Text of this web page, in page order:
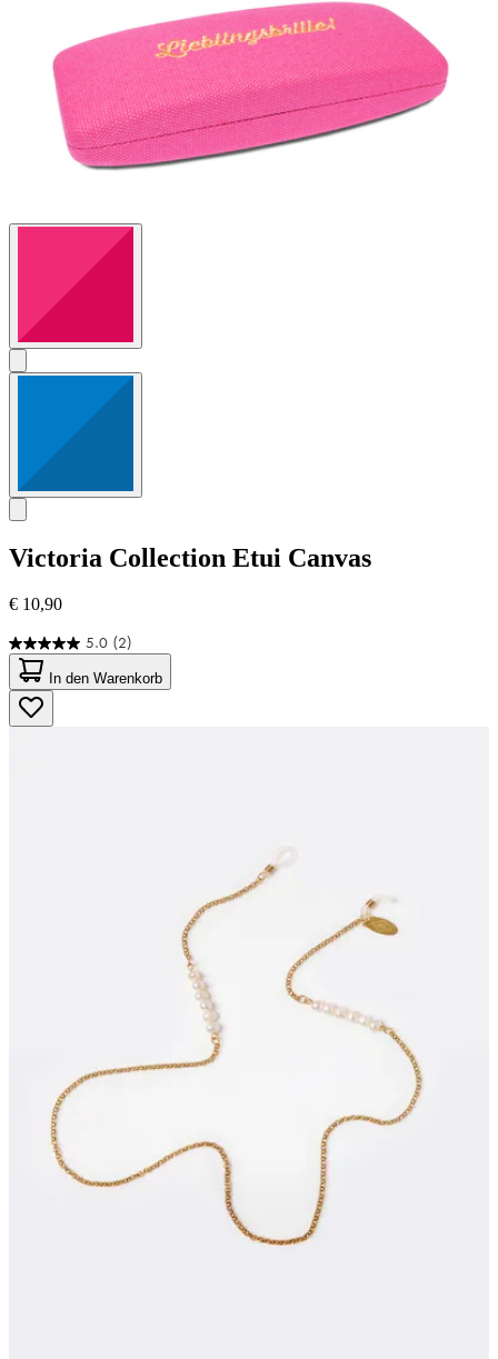
Victoria Collection Etui Canvas
€ 10,90
5.0 (2)
5.0
von
5
Sternen.
2
In den Warenkorb